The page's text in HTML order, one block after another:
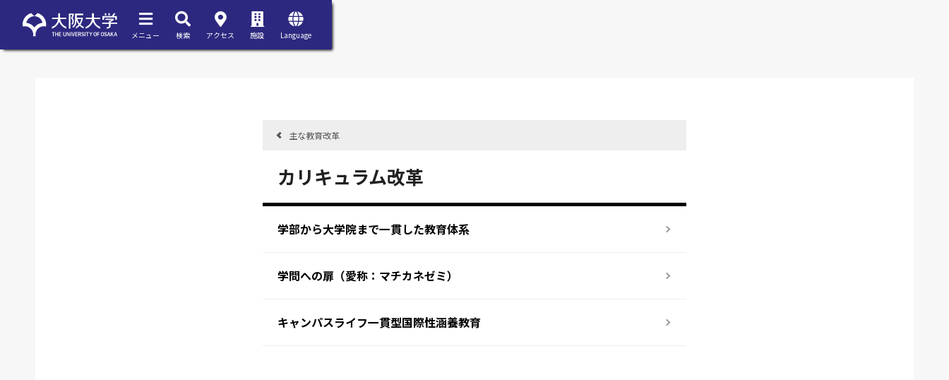
メニュー 検索 アクセス 施設 Language
主な教育改革
カリキュラム改革
学部から大学院まで一貫した教育体系
学問への扉（愛称：マチカネゼミ）
キャンパスライフ一貫型国際性涵養教育